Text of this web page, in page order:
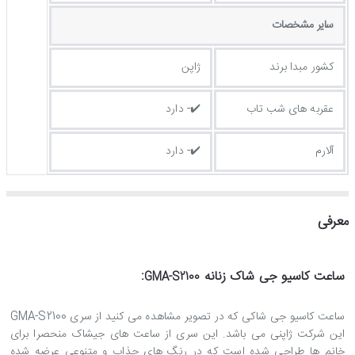
ساير مشخصات
کشور مبدا برند ژاپن
عقربه های شب تاب ✔️- دارد
آلارم ✔️- دارد
معرفی
ساعت کاسیو جی شاک زنانه GMA-S2100
:
ساعت کاسیو جی شاکی که در تصویر مشاهده می کنید از سری GMA-S2100
این شرکت ژاپنی می باشد. این سری از ساعت های جیشاک منحصرا برای